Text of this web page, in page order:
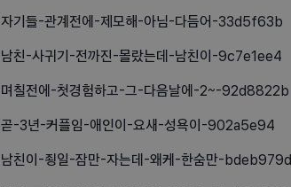
자기들-관계전에-제모해-아님-다듬어-33d5f63b
남친-사귀기-전까진-몰랐는데-남친이-9c7e1ee4
며칠전에-첫경험하고-그-다음날에-2~-92d8822b
곧-3년-커플임-애인이-요새-성욕이-902a5e94
남친이-죙일-잠만-자는데-왜케-한숨만-bdeb979d